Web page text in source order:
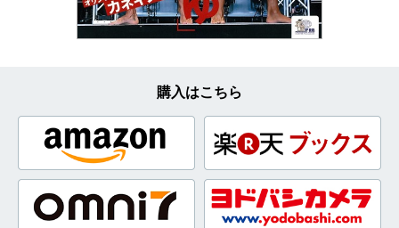
購入はこちら